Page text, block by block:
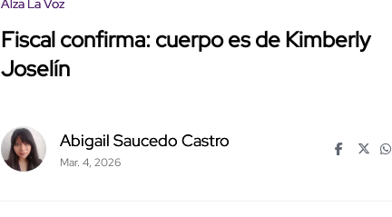
Alza La Voz
Fiscal confirma: cuerpo es de Kimberly
Joselín
Abigail Saucedo Castro
Mar. 4, 2026